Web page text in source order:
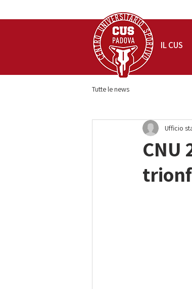
Tutte le news
CNU
Ufficio
IL CUS